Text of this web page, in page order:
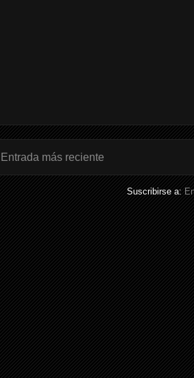
Entrada más reciente
Suscribirse a: